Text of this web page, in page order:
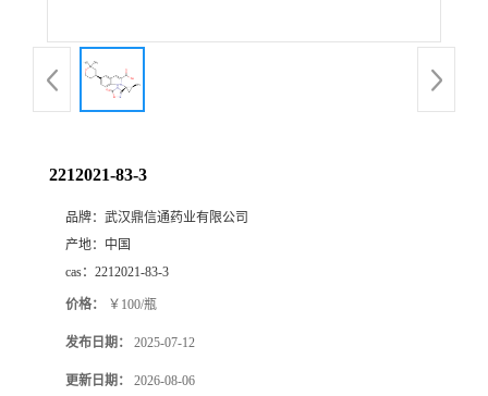
产
2212021-83-3
品牌： 武汉鼎信通药业有限公司
产地： 中国
cas： 2212021-83-3
价格： ￥100/瓶
发布日期： 2025-07-12
更新日期： 2026-08-06